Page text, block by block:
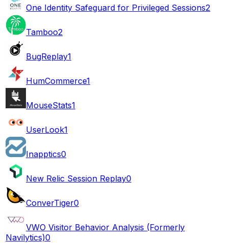
One Identity Safeguard for Privileged Sessions2
Tamboo2
BugReplay1
HumCommerce1
MouseStats1
UserLook1
Inapptics0
New Relic Session Replay0
ConverTiger0
VWO Visitor Behavior Analysis (Formerly
Navilytics)0